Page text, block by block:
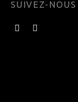
SUIVEZ-NOUS